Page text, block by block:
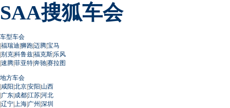
SAA搜狐车会
车型车会
|福瑞迪|狮跑|迈腾|宝马
|别克|科鲁兹|福克斯|乐风
|速腾|菲亚特|奔驰|赛拉图
地方车会
|咸阳|北京|安阳|山西
|广东|成都|江苏|河北
|辽宁| 上海|广州 |深圳